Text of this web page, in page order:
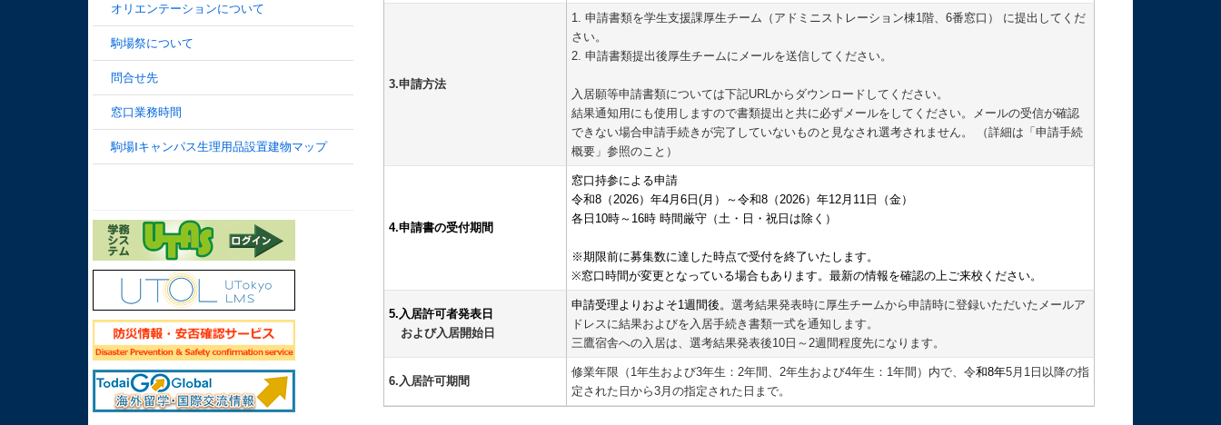
3.申請方法
1. 申請書類を学生支援課厚生チーム（アドミニストレーション棟1階、6番窓口） に提出してくだ
さい。
2. 申請書類提出後厚生チームにメールを送信してください。
入居願等申請書類については下記URLからダウンロードしてください。
結果通知用にも使用しますので書類提出と共に必ずメールをしてください。メールの受信が確認
できない場合申請手続きが完了していないものと見なされ選考されません。 （詳細は「申請手続
概要」参照のこと）
4.申請書の受付期間
窓口持参による申請
令和8（2026）年4月6日(月）～令和8（2026）年12月11日（金）
各日10時～16時 時間厳守（土・日・祝日は除く）
※期限前に募集数に達した時点で受付を終了いたします。
※窓口時間が変更となっている場合もあります。最新の情報を確認の上ご来校ください。
5.入居許可者発表日
および入居開始日
申請受理よりおよそ1週間後。選考結果発表時に厚生チームから申請時に登録いただいたメールア
ドレスに結果およびを入居手続き書類一式を通知します。
三鷹宿舎への入居は、選考結果発表後10日～2週間程度先になります。
6.入居許可期間
修業年限（1年生および3年生：2年間、2年生および4年生：1年間）内で、令和8年5月1日以降の指
定された日から3月の指定された日まで。
オリエンテーションについて
駒場祭について
問合せ先
窓口業務時間
駒場Ⅰキャンパス生理用品設置建物マップ